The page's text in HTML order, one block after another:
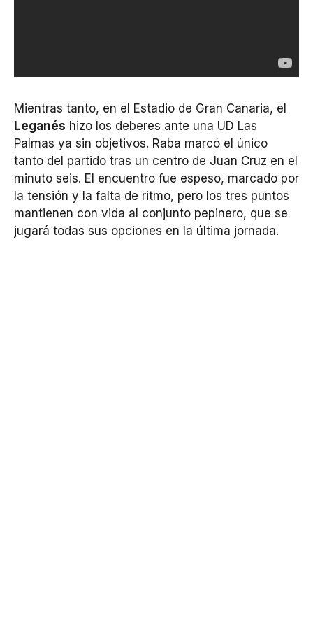
Mientras tanto, en el Estadio de Gran Canaria, el
Leganés hizo los deberes ante una UD Las
Palmas ya sin objetivos. Raba marcó el único
tanto del partido tras un centro de Juan Cruz en el
minuto seis. El encuentro fue espeso, marcado por
la tensión y la falta de ritmo, pero los tres puntos
mantienen con vida al conjunto pepinero, que se
jugará todas sus opciones en la última jornada.